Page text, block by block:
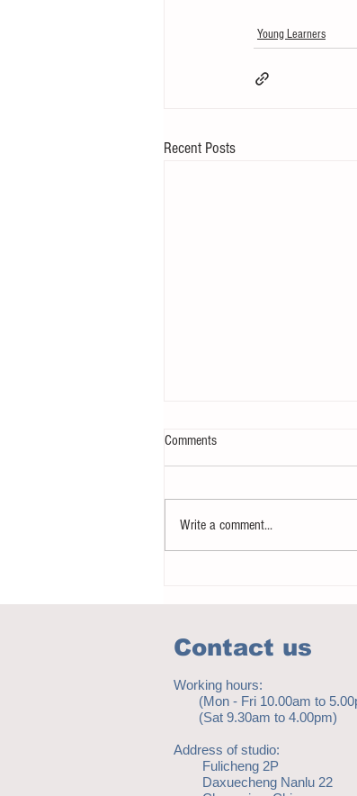
Young Learners
Recent Posts
How to eat to beat ageing
Comments
Write a comment...
Contact us
Working hours:
(Mon - Fri 10.00am to
(Sat 9.30am to 4.00pm)
Address of studio:
Fulicheng 2P
Daxuecheng Nanlu 22